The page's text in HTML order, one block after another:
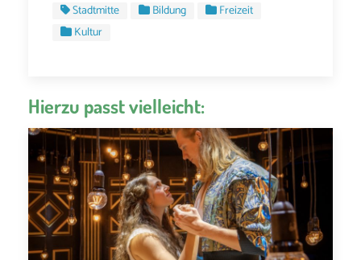
Stadtmitte
Bildung
Freizeit
Kultur
Hierzu passt vielleicht: